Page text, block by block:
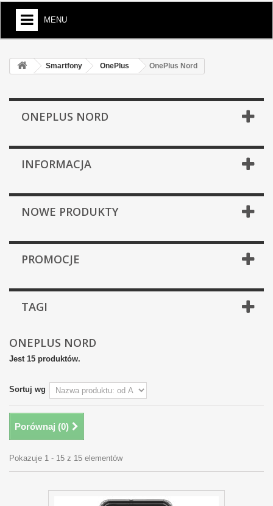
MENU
Smartfony OnePlus OnePlus Nord
ONEPLUS NORD
INFORMACJA
NOWE PRODUKTY
PROMOCJE
TAGI
ONEPLUS NORD
Jest 15 produktów.
Sortuj wg
Porównaj (0)
Pokazuje 1 - 15 z 15 elementów